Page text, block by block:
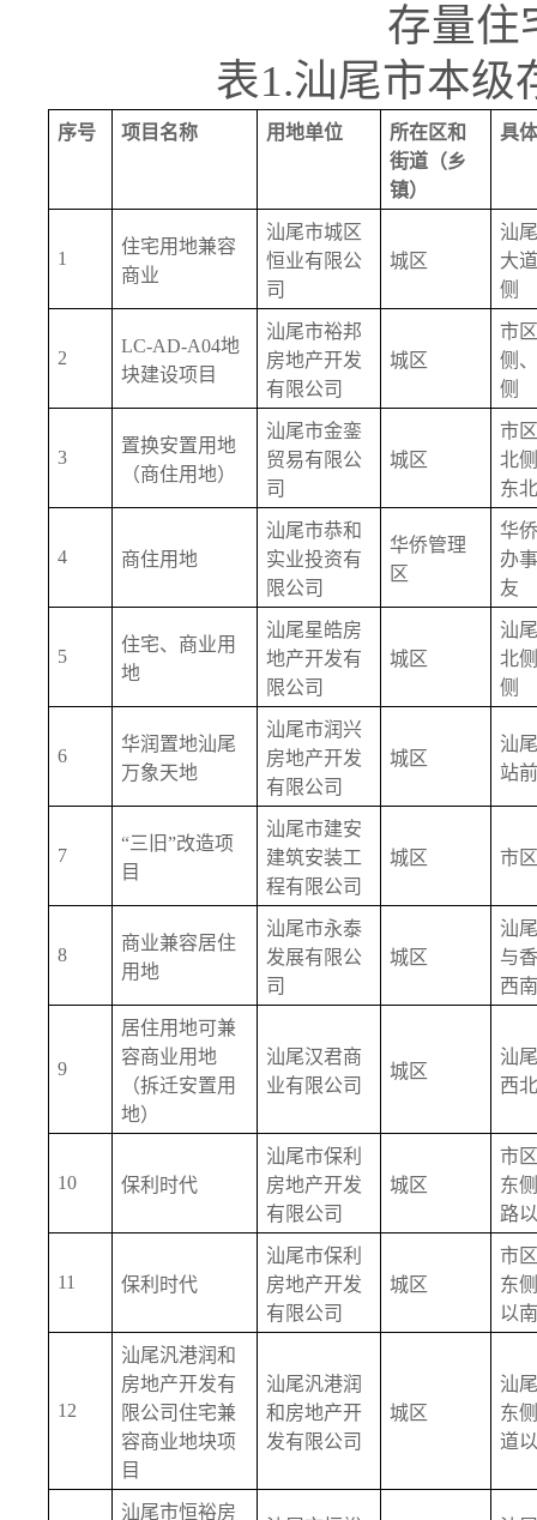
存量住
表1.汕尾市本级
序号 项目名称 用地单位
所在区和
街道（乡
镇）
具
1
住宅用地兼容
商业
汕尾市城区
恒业有限公
司
城区
汕
大
侧
2
LC-AD-A04地
块建设项目
汕尾市裕邦
房地产开发
有限公司
城区
市
侧
侧
3
置换安置用地
（商住用地）
汕尾市金銮
贸易有限公
司
城区
市
北
东
4 商住用地
汕尾市恭和
实业投资有
限公司
华侨管理
区
华
办
友
5
住宅、商业用
地
汕尾星皓房
地产开发有
限公司
城区
汕
北
侧
6
华润置地汕尾
万象天地
汕尾市润兴
房地产开发
有限公司
城区
汕
站
7
“三旧”改造项
目
汕尾市建安
建筑安装工
程有限公司
城区 市
8
商业兼容居住
用地
汕尾市永泰
发展有限公
司
城区
汕
与
西
9
居住用地可兼
容商业用地
（拆迁安置用
地）
汕尾汉君商
业有限公司
城区
汕
西
10 保利时代
汕尾市保利
房地产开发
有限公司
城区
市
东
路
11 保利时代
汕尾市保利
房地产开发
有限公司
城区
市
东
以南
12
汕尾汎港润和
房地产开发有
限公司住宅兼
容商业地块项
目
汕尾汎港润
和房地产开
发有限公司
城区
汕
东
道
汕尾市恒裕房